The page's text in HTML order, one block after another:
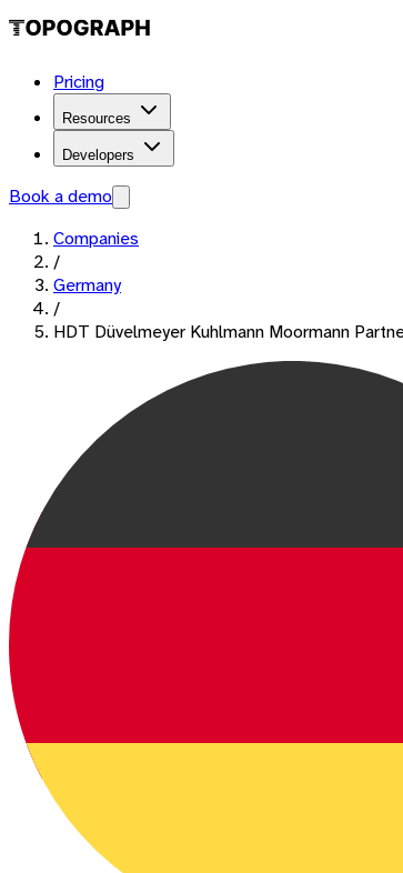
Pricing
Resources
Developers
Book a demo
Companies
/
Germany
/
HDT Düvelmeyer Kuhlmann Moormann